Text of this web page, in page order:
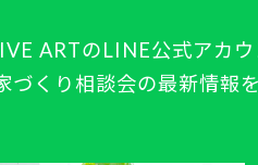
ARTのLINE公式アカ
づくり相談会の最新情報を